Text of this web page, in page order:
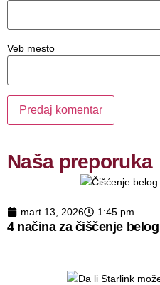
Veb mesto
Naša preporuka
mart 13, 2026 1:45 pm
4 načina za čiščenje